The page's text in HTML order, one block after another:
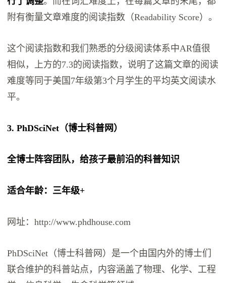
附有衡量文章难度的阅读指数（Readability Score）。
这个阅读指数和我们熟悉的分级阅读体系中AR值很
相似，上方的7.3的阅读指数，说明了这篇文章的阅读
难度等同于美国7年级第3个月学生的平均英文阅读水
平。
3. PhDSciNet（博士科普网）
全博士阵容团队，给孩子最前沿的科普知识
适合年龄：三年级+
网址：http://www.phdhouse.com
PhDSciNet（博士科普网）是一个由国内外的博士们
联合维护的科普站点，内容涵盖了物理、化学、工程